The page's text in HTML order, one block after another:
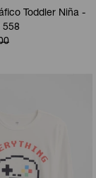
Toddler Niña -
558